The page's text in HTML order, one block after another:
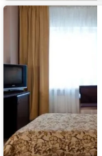
Гостиница